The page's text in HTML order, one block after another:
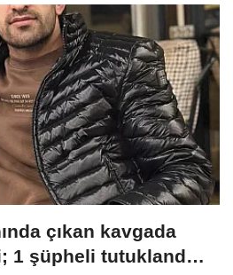
çıkan kavgada
1 şüpheli tutuklandı